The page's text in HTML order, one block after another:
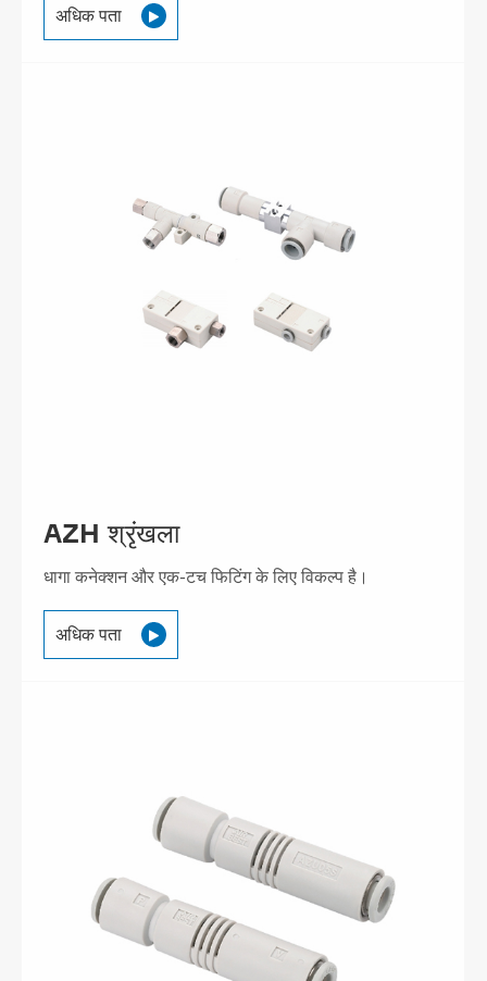
अधिक पता 
AZH श्रृंखला
धागा कनेक्शन और एक-टच फिटिंग के लिए विकल्प है।
अधिक पता 